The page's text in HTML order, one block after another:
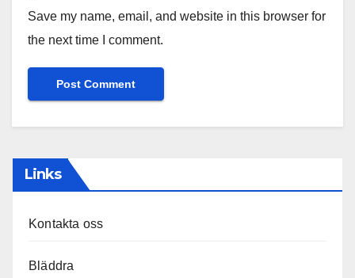
Save my name, email, and website in this browser for
the next time I comment.
Links
Kontakta oss
Bläddra